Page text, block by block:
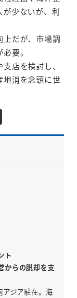
少ないが、利
上だが、市場調
要。
店を検討し、
地消を念頭に世
ト
からの脱却を支
ジア駐在。海